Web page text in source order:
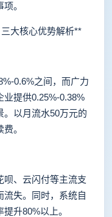
。
大核心优势解析**
0.6%之间，而广力
提供0.25%-0.38%
。以月流水50万元的
。
、云闪付等主流支
失。同时，系统自
升80%以上。